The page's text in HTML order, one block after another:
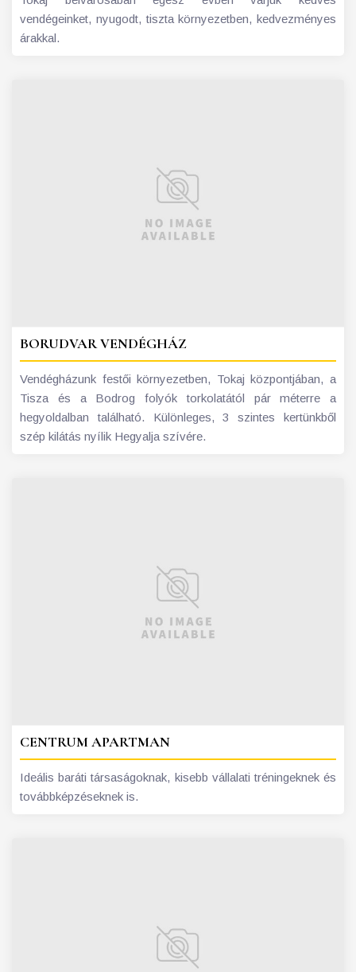
vendégeinket, nyugodt, tiszta környezetben, kedvezményes
árakkal.
BORUDVAR VENDÉGHÁZ
Vendégházunk festői környezetben, Tokaj központjában, a
Tisza és a Bodrog folyók torkolatától pár méterre a
hegyoldalban található. Különleges, 3 szintes kertünkből
szép kilátás nyílik Hegyalja szívére.
CENTRUM APARTMAN
Ideális baráti társaságoknak, kisebb vállalati tréningeknek és
továbbképzéseknek is.